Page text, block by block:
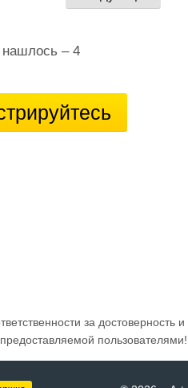
нашлось – 4
за достоверность и
пользователями!